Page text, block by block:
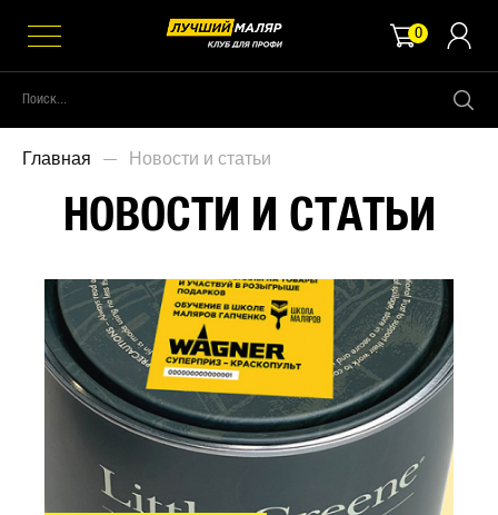
0
Главная Новости и статьи
НОВОСТИ И СТАТЬИ